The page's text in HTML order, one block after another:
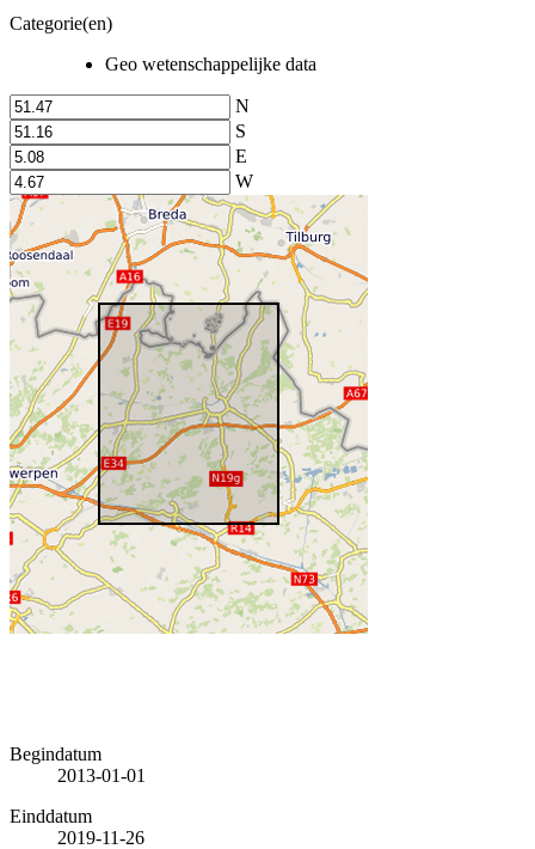
Categorie(en)
Geo wetenschappelijke data
N
S
E
W
Begindatum
2013-01-01
Einddatum
2019-11-26